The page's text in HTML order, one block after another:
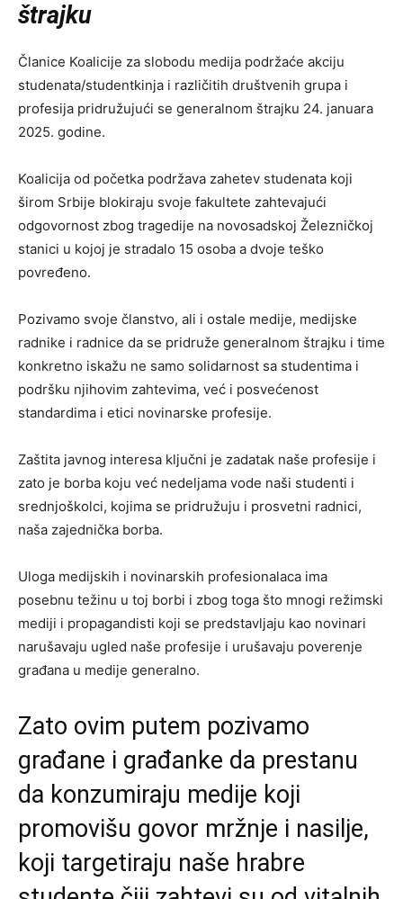
štrajku
Članice Koalicije za slobodu medija podržaće akciju
studenata/studentkinja i različitih društvenih grupa i
profesija pridružujući se generalnom štrajku 24. januara
2025. godine.
Koalicija od početka podržava zahetev studenata koji
širom Srbije blokiraju svoje fakultete zahtevajući
odgovornost zbog tragedije na novosadskoj Železničkoj
stanici u kojoj je stradalo 15 osoba a dvoje teško
povređeno.
Pozivamo svoje članstvo, ali i ostale medije, medijske
radnike i radnice da se pridruže generalnom štrajku i time
konkretno iskažu ne samo solidarnost sa studentima i
podršku njihovim zahtevima, već i posvećenost
standardima i etici novinarske profesije.
Zaštita javnog interesa ključni je zadatak naše profesije i
zato je borba koju već nedeljama vode naši studenti i
srednjoškolci, kojima se pridružuju i prosvetni radnici,
naša zajednička borba.
Uloga medijskih i novinarskih profesionalaca ima
posebnu težinu u toj borbi i zbog toga što mnogi režimski
mediji i propagandisti koji se predstavljaju kao novinari
narušavaju ugled naše profesije i urušavaju poverenje
građana u medije generalno.
Zato ovim putem pozivamo
građane i građanke da prestanu
da konzumiraju medije koji
promovišu govor mržnje i nasilje,
koji targetiraju naše hrabre